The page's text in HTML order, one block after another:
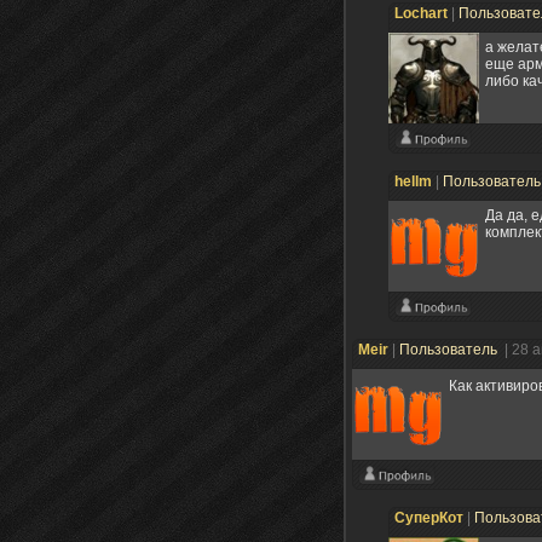
Lochart
а
еще
либо
hellm
Да да,
Meir Пользователь | 28
Как
СуперКот